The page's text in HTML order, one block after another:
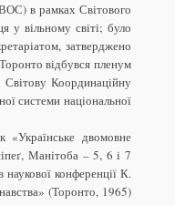
в рамках Світового
у вільному світі; було
затверджено
відбувся пленум
Координаційну
системи національної
«Українське двомовне
Манітоба – 5, 6 і 7
конференції К.
(Торонто, 1965)